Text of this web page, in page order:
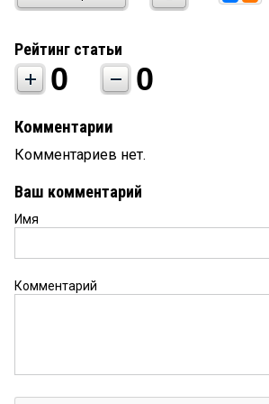
Рейтинг статьи
0 0
Комментарии
Комментариев нет.
Ваш комментарий
Имя
Комментарий